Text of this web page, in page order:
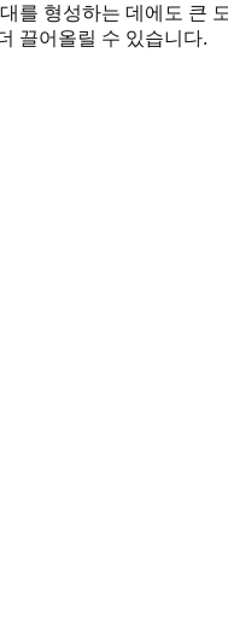
를 형성하는 데에도
끌어올릴 수 있습니다.